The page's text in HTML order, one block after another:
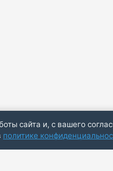
сайта и, с вашего
политике